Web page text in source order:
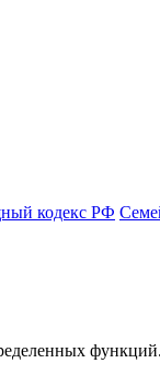
кодекс РФ